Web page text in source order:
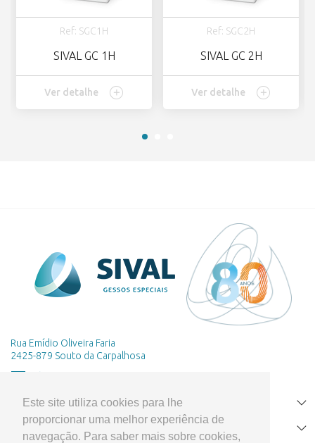
Este site utiliza cookies para lhe
proporcionar uma melhor experiência de
navegação. Para saber mais sobre cookies,
Ref: SGC1H
SIVAL GC 1H
Ver detalhe
Ref: SGC2H
SIVAL GC 2H
Ver detalhe
Rua Emídio Oliveira Faria
2425-879 Souto da Carpalhosa
HOME
PRODUTOS